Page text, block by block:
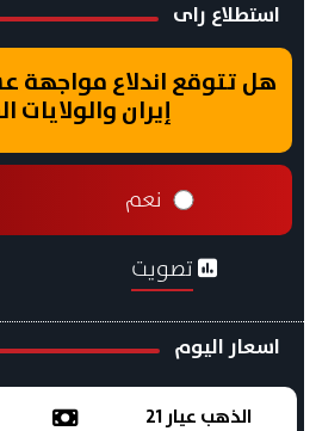
استطلاع راى
هل تتوقع اندلاع مواجهة
إيران والولايات
نعم
تصويت
اسعار اليوم
الذهب عيار 21